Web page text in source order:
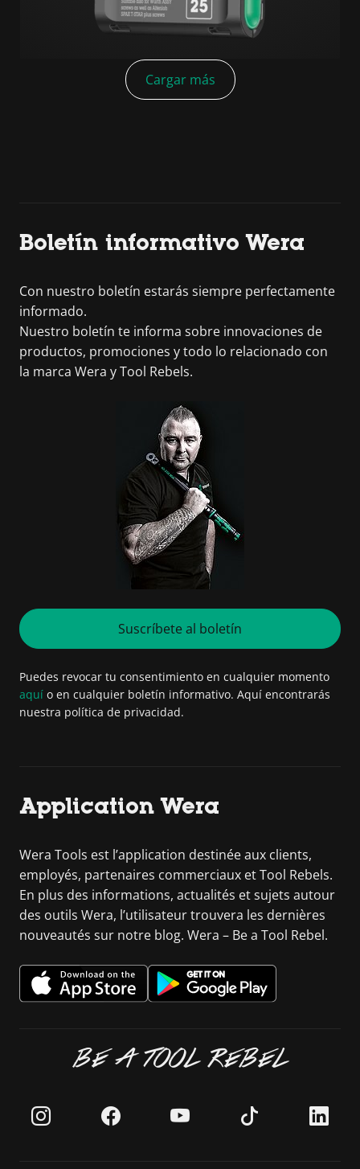
Cargar más
Boletín informativo Wera
Con nuestro boletín estarás siempre perfectamente
informado.
Nuestro boletín te informa sobre innovaciones de
productos, promociones y todo lo relacionado con
la marca Wera y Tool Rebels.
Suscríbete al boletín
Puedes revocar tu consentimiento en cualquier momento
aquí o en cualquier boletín informativo. Aquí encontrarás
nuestra política de privacidad.
Application Wera
Wera Tools est l’application destinée aux clients,
employés, partenaires commerciaux et Tool Rebels.
En plus des informations, actualités et sujets autour
des outils Wera, l’utilisateur trouvera les dernières
nouveautés sur notre blog. Wera – Be a Tool Rebel.
BE A TOOL REBEL